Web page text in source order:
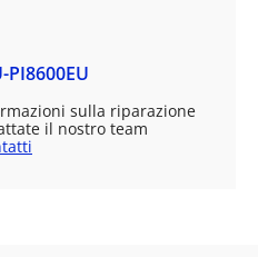
PI8600EU
sulla riparazione
il nostro team